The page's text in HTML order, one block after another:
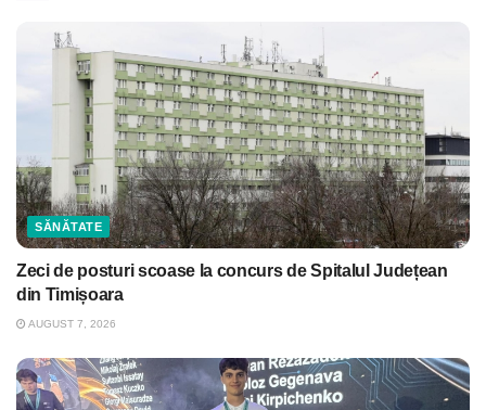
SĂNĂTATE
Zeci de posturi scoase la concurs de Spitalul Județean
din Timișoara
AUGUST 7, 2026